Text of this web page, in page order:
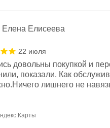
Елена Елисеева
22 июля
довольны покупкой и
показали. Как
лишнего не
спасибо Дмитрию, за